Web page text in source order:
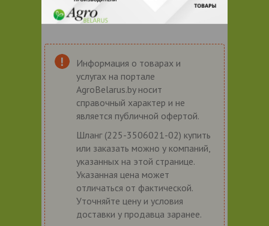
Информация о товарах и
услугах на портале
AgroBelarus.by носит
справочный характер и не
является публичной офертой.
Шланг (225-3506021-02) купить
или заказать можно у компаний,
указанных на этой странице.
Указанная цена может
отличаться от фактической.
Уточняйте цену и условия
доставки у продавца заранее.